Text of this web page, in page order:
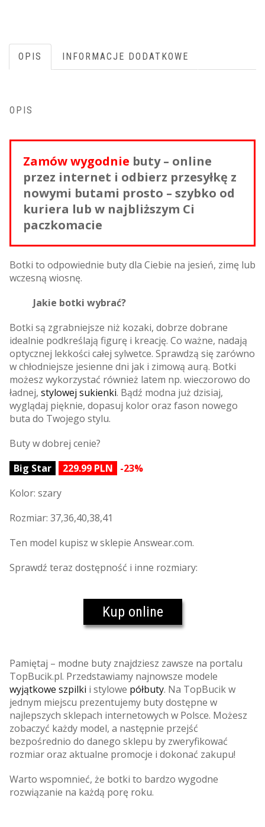
OPIS INFORMACJE DODATKOWE
OPIS
Zamów wygodnie buty – online
przez internet i odbierz przesyłkę z
nowymi butami prosto – szybko od
kuriera lub w najbliższym Ci
paczkomacie
Botki to odpowiednie buty dla Ciebie na jesień, zimę lub
wczesną wiosnę.
Jakie botki wybrać?
Botki są zgrabniejsze niż kozaki, dobrze dobrane
idealnie podkreślają figurę i kreację. Co ważne, nadają
optycznej lekkości całej sylwetce. Sprawdzą się zarówno
w chłodniejsze jesienne dni jak i zimową aurą. Botki
możesz wykorzystać również latem np. wieczorowo do
ładnej, stylowej sukienki. Bądź modna już dzisiaj,
wyglądaj pięknie, dopasuj kolor oraz fason nowego
buta do Twojego stylu.
Buty w dobrej cenie?
Big Star
229.99 PLN
-23%
Kolor: szary
Rozmiar: 37,36,40,38,41
Ten model kupisz w sklepie Answear.com.
Sprawdź teraz dostępność i inne rozmiary:
Kup online
Pamiętaj – modne buty znajdziesz zawsze na portalu
TopBucik.pl. Przedstawiamy najnowsze modele
wyjątkowe szpilki i stylowe półbuty. Na TopBucik w
jednym miejscu prezentujemy buty dostępne w
najlepszych sklepach internetowych w Polsce. Możesz
zobaczyć każdy model, a następnie przejść
bezpośrednio do danego sklepu by zweryfikować
rozmiar oraz aktualne promocje i dokonać zakupu!
Warto wspomnieć, że botki to bardzo wygodne
rozwiązanie na każdą porę roku.